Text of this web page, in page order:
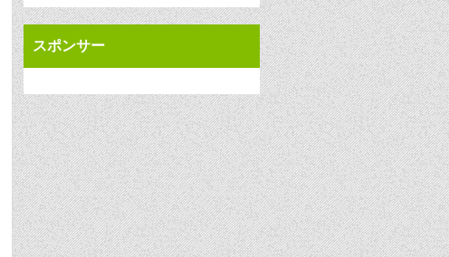
スポンサー